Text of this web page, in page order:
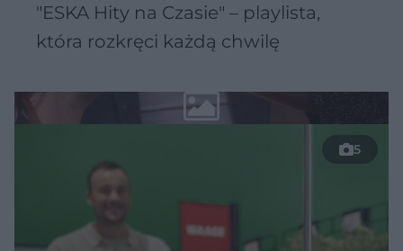
"ESKA Hity na Czasie" – playlista,
która rozkręci każdą chwilę
5